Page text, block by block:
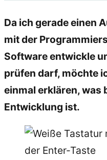
Da ich gerade einen
mit der
Software entwickle
prüfen darf, möchte
einmal erklären,
Entwicklung ist.